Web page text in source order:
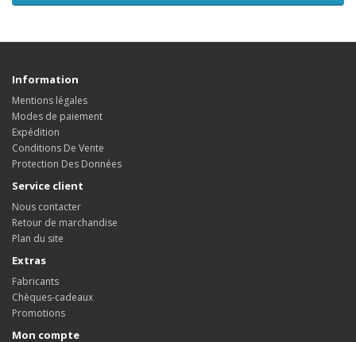
Information
Mentions légales
Modes de paiement
Expédition
Conditions De Vente
Protection Des Données
Service client
Nous contacter
Retour de marchandise
Plan du site
Extras
Fabricants
Chèques-cadeaux
Promotions
Mon compte